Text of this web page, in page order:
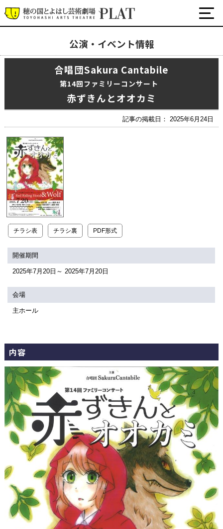
アクセシビリティ/
サービス
会員制度のご案内
プラットニュース
サイトマップ トップに戻る
公演・イベント情報
合唱団Sakura Cantabile
第14回ファミリーコンサート
赤ずきんとオオカミ
記事の掲載日： 2025年6月24日
チラシ表 チラシ裏 PDF形式
開催期間
2025年7月20日～ 2025年7月20日
会場
主ホール
内容
最新の公演・イベント情報
演劇・ダンス・音楽など
ワークショップ・講座
プラットについて
チケット・座席表・鑑賞サポートなど
施設の利用について
サポート
関連団体・施設